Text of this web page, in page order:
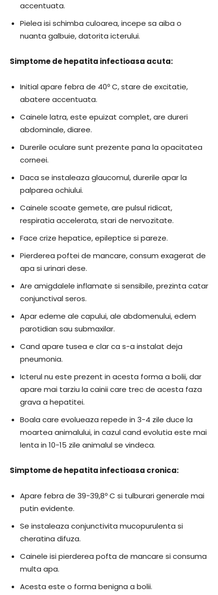
accentuata.
Pielea isi schimba culoarea, incepe sa aiba o
nuanta galbuie, datorita icterului.
Simptome de hepatita infectioasa acuta:
Initial apare febra de 40º C, stare de excitatie,
abatere accentuata.
Cainele latra, este epuizat complet, are dureri
abdominale, diaree.
Durerile oculare sunt prezente pana la opacitatea
corneei.
Daca se instaleaza glaucomul, durerile apar la
palparea ochiului.
Cainele scoate gemete, are pulsul ridicat,
respiratia accelerata, stari de nervozitate.
Face crize hepatice, epileptice si pareze.
Pierderea poftei de mancare, consum exagerat de
apa si urinari dese.
Are amigdalele inflamate si sensibile, prezinta catar
conjunctival seros.
Apar edeme ale capului, ale abdomenului, edem
parotidian sau submaxilar.
Cand apare tusea e clar ca s-a instalat deja
pneumonia.
Icterul nu este prezent in acesta forma a bolii, dar
apare mai tarziu la cainii care trec de acesta faza
grava a hepatitei.
Boala care evolueaza repede in 3-4 zile duce la
moartea animalului, in cazul cand evolutia este mai
lenta in 10-15 zile animalul se vindeca.
Simptome de hepatita infectioasa cronica:
Apare febra de 39-39,8º C si tulburari generale mai
putin evidente.
Se instaleaza conjunctivita mucopurulenta si
cheratina difuza.
Cainele isi pierderea pofta de mancare si consuma
multa apa.
Acesta este o forma benigna a bolii.